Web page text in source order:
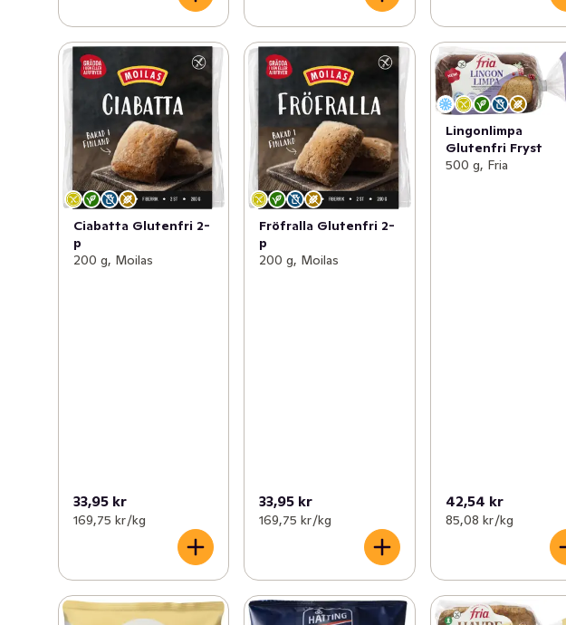
Ciabatta Glutenfri 2-
p
200 g, Moilas
33,95 kr
169,75 kr /kg
Fröfralla Glutenfri 2-
p
200 g, Moilas
33,95 kr
169,75 kr /kg
Lingonlimpa
Glutenfri Fryst
500 g, Fria
42,54 kr
85,08 kr /kg